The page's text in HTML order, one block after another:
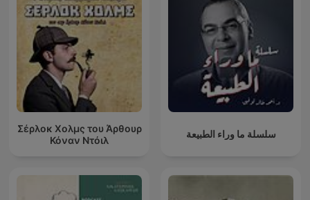
Σέρλοκ Χολμς του Άρθουρ
Κόναν Ντόιλ
سلسلة ما وراء الطبيعة